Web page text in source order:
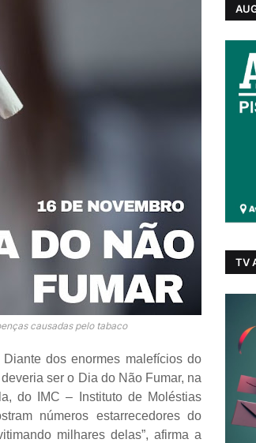
causadas pelo tabaco
dos enormes malefícios do
ser o Dia do Não Fumar, na
do IMC – Instituto de Moléstias
números estarrecedores do
milhares delas”, afirma a
TV